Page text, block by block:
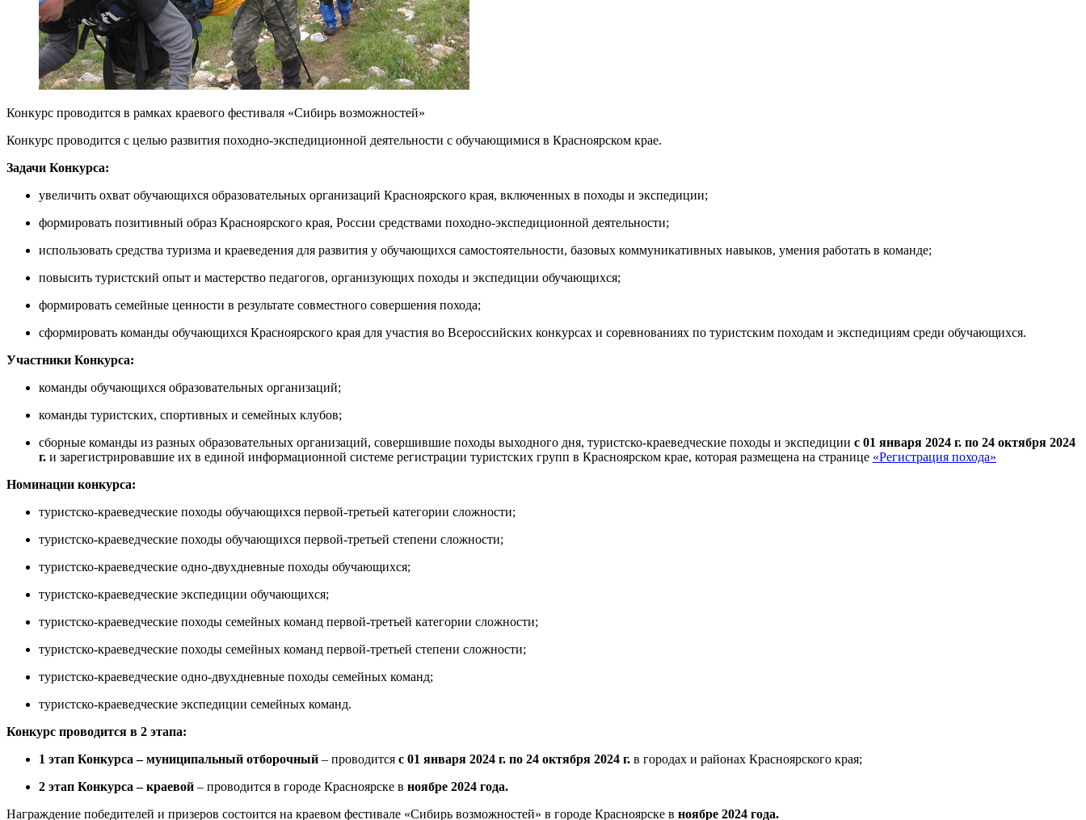
Конкурс проводится в рамках краевого фестиваля «Сибирь возможностей»
Конкурс проводится с целью развития походно-экспедиционной деятельности с обучающимися в Красноярском крае.
Задачи Конкурса:
увеличить охват обучающихся образовательных организаций Красноярского края, включенных в походы и экспедиции;
формировать позитивный образ Красноярского края, России средствами походно-экспедиционной деятельности;
использовать средства туризма и краеведения для развития у обучающихся самостоятельности, базовых коммуникативных навыков, умения работать в команде;
повысить туристский опыт и мастерство педагогов, организующих походы и экспедиции обучающихся;
формировать семейные ценности в результате совместного совершения похода;
сформировать команды обучающихся Красноярского края для участия во Всероссийских конкурсах и соревнованиях по туристским походам и экспедициям среди обучающихся.
Участники Конкурса:
команды обучающихся образовательных организаций;
команды туристских, спортивных и семейных клубов;
сборные команды из разных образовательных организаций, совершившие походы выходного дня, туристско-краеведческие походы и экспедиции с 01 января 2024 г. по 24 октября 2024
г. и зарегистрировавшие их в единой информационной системе регистрации туристских групп в Красноярском крае, которая размещена на странице «Регистрация похода»
Номинации конкурса:
туристско-краеведческие походы обучающихся первой-третьей категории сложности;
туристско-краеведческие походы обучающихся первой-третьей степени сложности;
туристско-краеведческие одно-двухдневные походы обучающихся;
туристско-краеведческие экспедиции обучающихся;
туристско-краеведческие походы семейных команд первой-третьей категории сложности;
туристско-краеведческие походы семейных команд первой-третьей степени сложности;
туристско-краеведческие одно-двухдневные походы семейных команд;
туристско-краеведческие экспедиции семейных команд.
Конкурс проводится в 2 этапа:
1 этап Конкурса – муниципальный отборочный – проводится с 01 января 2024 г. по 24 октября 2024 г. в городах и районах Красноярского края;
2 этап Конкурса – краевой – проводится в городе Красноярске в ноябре 2024 года.
Награждение победителей и призеров состоится на краевом фестивале «Сибирь возможностей» в городе Красноярске в ноябре 2024 года.